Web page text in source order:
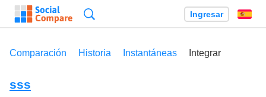
Ingresar
Comparación Historia Instantáneas Integrar
sss